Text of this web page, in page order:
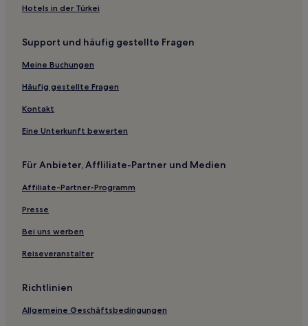
Yeongtong-Gu: Hotels
Hotels nahe Fußball-WM-Stadion Suwon
Hotels nahe Koreanisches Eisenbahnmuseum
Dongtan: Hotels
Hotels nahe Gold Bowling Center
Hotels nahe Gwanggyo Lake Park
Bucheon Hotels
Guun-Dong: Hotels
Hotels nahe Festung Hwaseong
I-Dong: Hotels
Hotels nahe Station Seoksu
Pensionen in Namyangju
Ferienwohnungen in Ilsan Lake Park
Hotels in der Türkei
Support und häufig gestellte Fragen
Meine Buchungen
Häufig gestellte Fragen
Kontakt
Eine Unterkunft bewerten
Für Anbieter, Affliliate-Partner und Medien
Affiliate-Partner-Programm
Presse
Bei uns werben
Reiseveranstalter
Richtlinien
Allgemeine Geschäftsbedingungen